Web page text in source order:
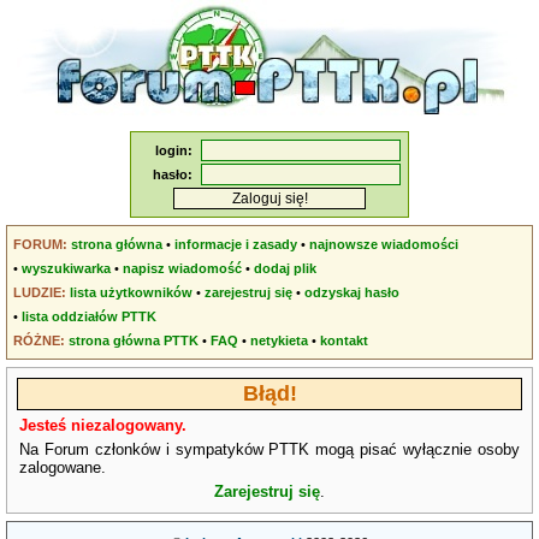
login:
hasło:
FORUM: strona główna •informacje i zasady •najnowsze wiadomości
•wyszukiwarka •napisz wiadomość •dodaj plik
LUDZIE: lista użytkowników •zarejestruj się •odzyskaj hasło
•lista oddziałów PTTK
RÓŻNE: strona główna PTTK •FAQ •netykieta •kontakt
Błąd!
Jesteś niezalogowany.
Na Forum członków i sympatyków PTTK mogą pisać wyłącznie osoby
zalogowane.
Zarejestruj się.